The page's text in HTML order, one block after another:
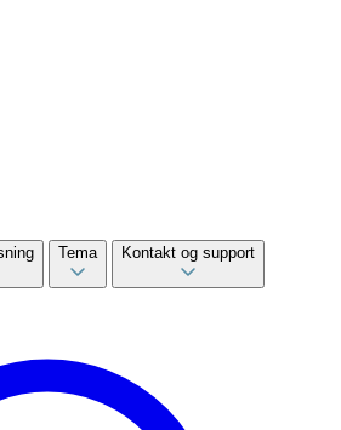
Tema Kontakt og support